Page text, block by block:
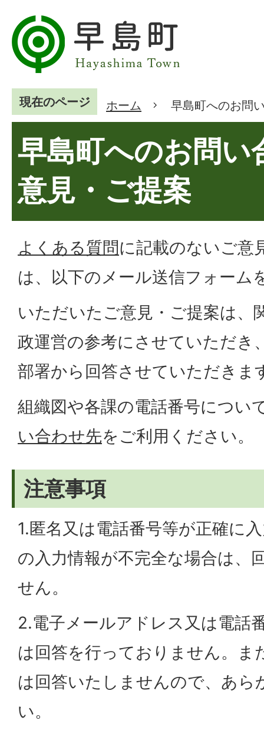
現在のページ ホーム 早島町へのお問
早島町へのお問い
意見・ご提案
よくある質問に記載のないご意
は、以下のメール送信フォーム
いただいたご意見・ご提案は、
政運営の参考にさせていただき
部署から回答させていただきま
組織図や各課の電話番号につい
い合わせ先をご利用ください。
注意事項
1.匿名又は電話番号等が正確に
の入力情報が不完全な場合は、
せん。
2.電子メールアドレス又は電話
は回答を行っておりません。ま
は回答いたしませんので、あら
い。